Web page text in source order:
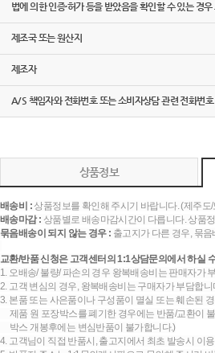
법에 의한 인증·허가 등을 받았음을 확인할 수 있는 경
제조국 또는 원산지
제조자
A/S 책임자와 전화번호 또는 소비자상담 관련 전화번호
상품정보
배송비 :상품정보를 확인해 주시기 바랍니다. (제주
배송마감 : 상품별로 배송마감시간이 다릅니다. 상품
묶음배송이 되지 않는 경우 : 출고지가 다른 경우, 묶
교환/반품 신청은 고객센터의 1:1상담문의에서 하실
1. 오배송/ 불량/ 파손의 경우 왕복배송비는 판매자가
2. 고객 변심의 경우, 왕복배송비는 구매자가 부담합니
3. 본품 또는 사은품이나 구성품이 멸실 또는 훼손된
제품 원 포장박스를 폐기한 경우에는 반품/교환이
박스 개봉후에는 변심반품이 불가합니다.)
4. 고객님이 직접 반품시, 출고지에서 최초 발송시 이